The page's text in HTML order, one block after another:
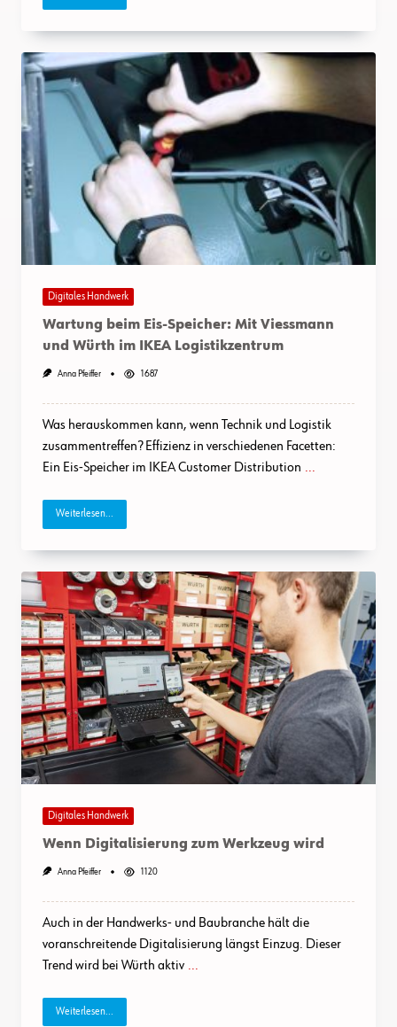
Digitales Handwerk
Wartung beim Eis-Speicher: Mit Viessmann
und Würth im IKEA Logistikzentrum
Anna Pfeiffer 1687
Was herauskommen kann, wenn Technik und Logistik
zusammentreffen? Effizienz in verschiedenen Facetten:
Ein Eis-Speicher im IKEA Customer Distribution ...
Weiterlesen...
Digitales Handwerk
Wenn Digitalisierung zum Werkzeug wird
Anna Pfeiffer 1120
Auch in der Handwerks- und Baubranche hält die
voranschreitende Digitalisierung längst Einzug. Dieser
Trend wird bei Würth aktiv ...
Weiterlesen...